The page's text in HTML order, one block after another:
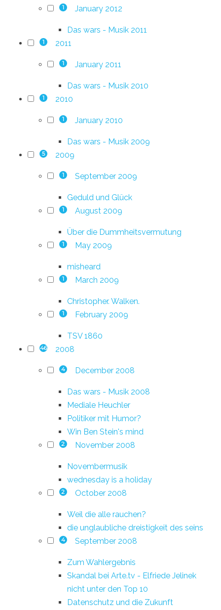
1 January 2012
Das wars - Musik 2011
1 2011
1 January 2011
Das wars - Musik 2010
1 2010
1 January 2010
Das wars - Musik 2009
5 2009
1 September 2009
Geduld und Glück
1 August 2009
Über die Dummheitsvermutung
1 May 2009
misheard
1 March 2009
Christopher. Walken.
1 February 2009
TSV 1860
46 2008
4 December 2008
Das wars - Musik 2008
Mediale Heuchler
Politiker mit Humor?
Win Ben Stein's mind
2 November 2008
Novembermusik
wednesday is a holiday
2 October 2008
Weil die alle rauchen?
die unglaubliche dreistigkeit des seins
4 September 2008
Zum Wahlergebnis
Skandal bei Arte.tv - Elfriede Jelinek
nicht unter den Top 10
Datenschutz und die Zukunft